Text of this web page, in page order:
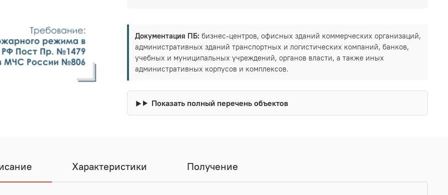
Документация ПБ: бизнес-центров, офисных зданий коммерческих организаций,
административных зданий транспортных и логистических компаний, банков,
учебных и муниципальных учреждений, органов власти, а также иных
административных корпусов и комплексов.
Показать полный перечень объектов
Характеристики Получение